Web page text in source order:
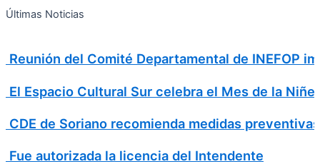
Ir
Últimas Noticias
Reunión del Comité Departamental de INEFOP
El Espacio Cultural Sur celebra el Mes de la
CDE de Soriano recomienda medidas
Fue autorizada la licencia del Intendente
Search